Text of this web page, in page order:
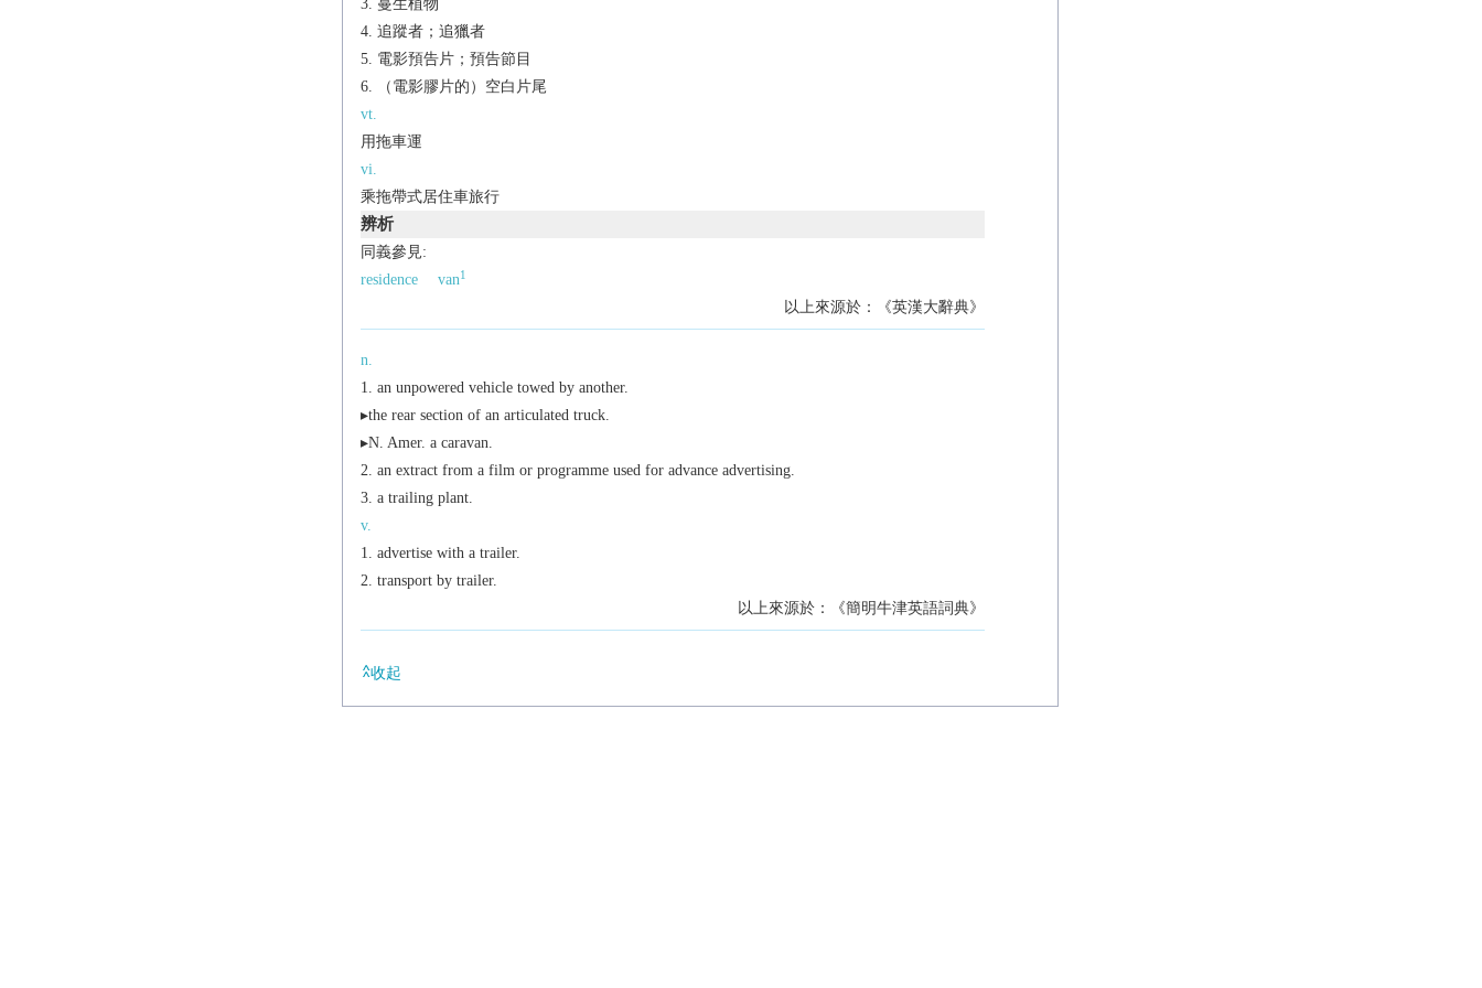
蔓生植物
追蹤者；追獵者
電影預告片；預告節目
（電影膠片的）空白片尾
vt.
用拖車運
vi.
乘拖帶式居住車旅行
辨析
同義參見:
residence
van1
以上來源於：《英漢大辭典》
n.
an unpowered vehicle towed by another.
▸the rear section of an articulated truck.
▸N. Amer. a caravan.
an extract from a film or programme used for advance advertising.
a trailing plant.
v.
advertise with a trailer.
transport by trailer.
以上來源於：《簡明牛津英語詞典》
收起